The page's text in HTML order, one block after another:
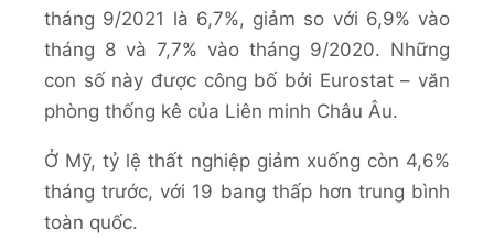
tháng 9/2021 là 6,7%, giảm so với 6,9% vào
tháng 8 và 7,7% vào tháng 9/2020. Những
con số này được công bố bởi Eurostat – văn
phòng thống kê của Liên minh Châu Âu.
Ở Mỹ, tỷ lệ thất nghiệp giảm xuống còn 4,6%
tháng trước, với 19 bang thấp hơn trung bình
toàn quốc.